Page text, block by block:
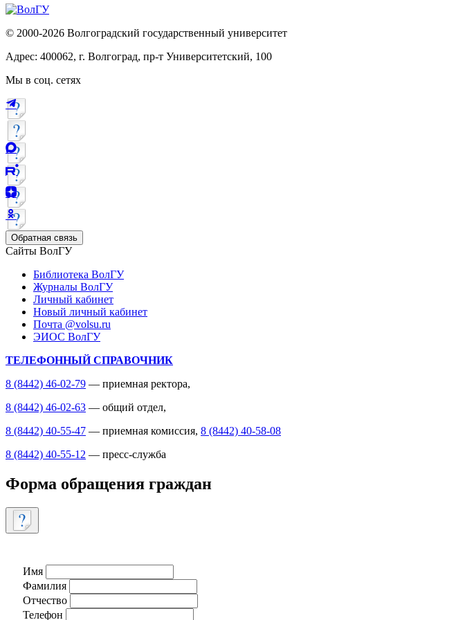
© 2000-2026 Волгоградский государственный университет
Адрес: 400062, г. Волгоград, пр-т Университетский, 100
Мы в соц. сетях
Обратная связь
Сайты ВолГУ
Библиотека ВолГУ
Журналы ВолГУ
Личный кабинет
Новый личный кабинет
Почта @volsu.ru
ЭИОС ВолГУ
ТЕЛЕФОННЫЙ СПРАВОЧНИК
8 (8442) 46-02-79 — приемная ректора,
8 (8442) 46-02-63 — общий отдел,
8 (8442) 40-55-47 — приемная комиссия, 8 (8442) 40-58-08
8 (8442) 40-55-12 — пресс-служба
Форма обращения граждан
Имя
Фамилия
Отчество
Телефон